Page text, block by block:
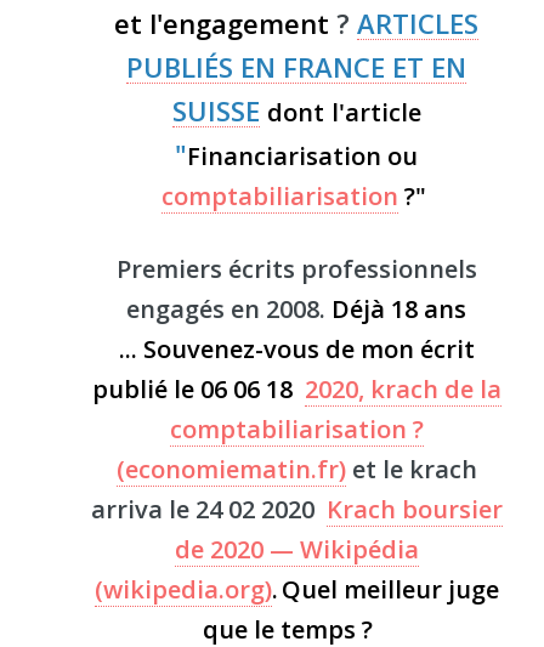
et l'engagement ? ARTICLES
PUBLIÉS EN FRANCE ET EN
SUISSE dont l'article
"Financiarisation ou
comptabiliarisation ?"
Premiers écrits professionnels
engagés en 2008. Déjà 18 ans
... Souvenez-vous de mon écrit
publié le 06 06 18 2020, krach de la
comptabiliarisation ?
(economiematin.fr)et le krach
arriva le 24 02 2020 Krach boursier
de 2020 — Wikipédia
(wikipedia.org).Quel meilleur juge
que le temps ?